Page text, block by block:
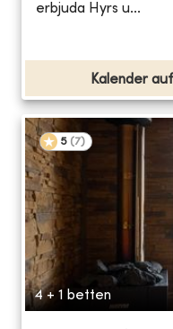
erbjuda Hyrs u...
Kalender
5 (7)
4 + 1 betten